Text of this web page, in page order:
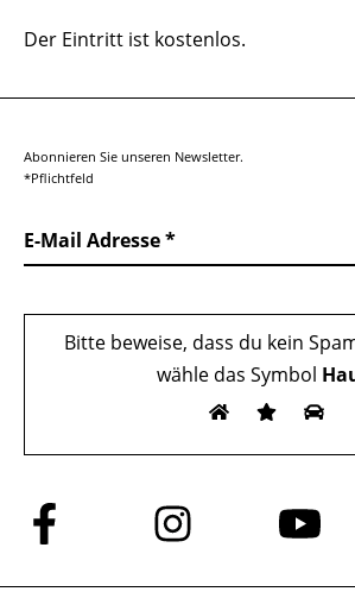
Der Eintritt ist kostenlos.
Abonnieren Sie unseren Newsletter.
*Pflichtfeld
E-Mail Adresse
Bitte beweise, dass du kein
wähle das Symbol
Folge
uns
auf
Folge
uns
auf
Folge
auf